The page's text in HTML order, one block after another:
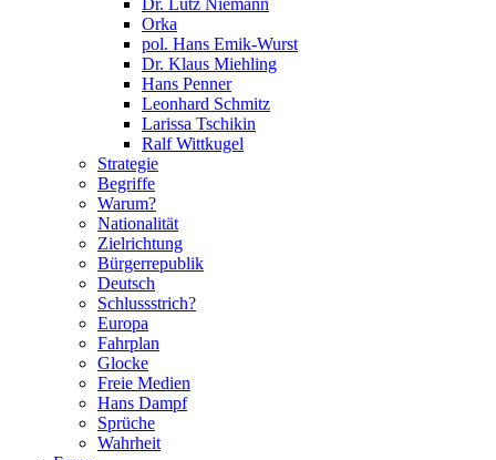
Dr. Lutz Niemann
Orka
pol. Hans Emik-Wurst
Dr. Klaus Miehling
Hans Penner
Leonhard Schmitz
Larissa Tschikin
Ralf Wittkugel
Strategie
Begriffe
Warum?
Nationalität
Zielrichtung
Bürgerrepublik
Deutsch
Schlussstrich?
Europa
Fahrplan
Glocke
Freie Medien
Hans Dampf
Sprüche
Wahrheit